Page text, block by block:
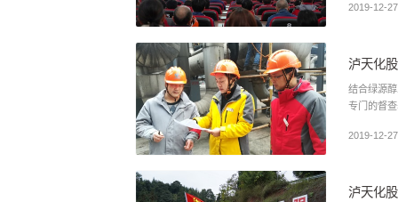
2019-12-27
泸天化
2019-12-27
结合绿源醇业
专门的督
泸天化